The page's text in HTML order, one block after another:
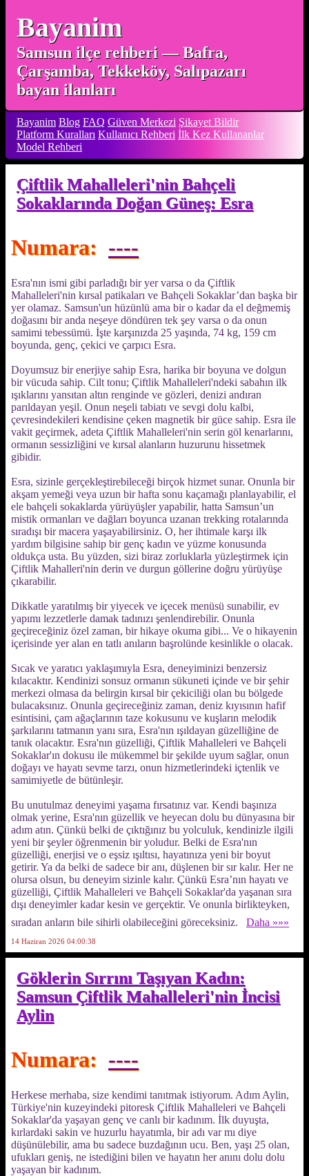
Bayanim
Samsun ilçe rehberi — Bafra,
Çarşamba, Tekkeköy, Salıpazarı
bayan ilanları
Bayanim Blog FAQ Güven Merkezi Şikayet Bildir
Platform Kuralları Kullanıcı Rehberi İlk Kez Kullananlar
Model Rehberi
Çiftlik Mahalleleri'nin Bahçeli
Sokaklarında Doğan Güneş: Esra
Numara: ----
Esra'nın ismi gibi parladığı bir yer varsa o da Çiftlik
Mahalleleri'nin kırsal patikaları ve Bahçeli Sokaklar’dan başka bir
yer olamaz. Samsun'un hüzünlü ama bir o kadar da el değmemiş
doğasını bir anda neşeye döndüren tek şey varsa o da onun
samimi tebessümü. İşte karşınızda 25 yaşında, 74 kg, 159 cm
boyunda, genç, çekici ve çarpıcı Esra.
Doyumsuz bir enerjiye sahip Esra, harika bir boyuna ve dolgun
bir vücuda sahip. Cilt tonu; Çiftlik Mahalleleri'ndeki sabahın ilk
ışıklarını yansıtan altın renginde ve gözleri, denizi andıran
parıldayan yeşil. Onun neşeli tabiatı ve sevgi dolu kalbi,
çevresindekileri kendisine çeken magnetik bir güce sahip. Esra ile
vakit geçirmek, adeta Çiftlik Mahalleleri'nin serin göl kenarlarını,
ormanın sessizliğini ve kırsal alanların huzurunu hissetmek
gibidir.
Esra, sizinle gerçekleştirebileceği birçok hizmet sunar. Onunla bir
akşam yemeği veya uzun bir hafta sonu kaçamağı planlayabilir, el
ele bahçeli sokaklarda yürüyüşler yapabilir, hatta Samsun’un
mistik ormanları ve dağları boyunca uzanan trekking rotalarında
sıradışı bir macera yaşayabilirsiniz. O, her ihtimale karşı ilk
yardım bilgisine sahip bir genç kadın ve yüzme konusunda
oldukça usta. Bu yüzden, sizi biraz zorluklarla yüzleştirmek için
Çiftlik Mahalleri'nin derin ve durgun göllerine doğru yürüyüşe
çıkarabilir.
Dikkatle yaratılmış bir yiyecek ve içecek menüsü sunabilir, ev
yapımı lezzetlerle damak tadınızı şenlendirebilir. Onunla
geçireceğiniz özel zaman, bir hikaye okuma gibi... Ve o hikayenin
içerisinde yer alan en tatlı anıların başrolünde kesinlikle o olacak.
Sıcak ve yaratıcı yaklaşımıyla Esra, deneyiminizi benzersiz
kılacaktır. Kendinizi sonsuz ormanın sükuneti içinde ve bir şehir
merkezi olmasa da belirgin kırsal bir çekiciliği olan bu bölgede
bulacaksınız. Onunla geçireceğiniz zaman, deniz kıyısının hafif
esintisini, çam ağaçlarının taze kokusunu ve kuşların melodik
şarkılarını tatmanın yanı sıra, Esra'nın ışıldayan güzelliğine de
tanık olacaktır. Esra'nın güzelliği, Çiftlik Mahalleleri ve Bahçeli
Sokaklar'ın dokusu ile mükemmel bir şekilde uyum sağlar, onun
doğayı ve hayatı sevme tarzı, onun hizmetlerindeki içtenlik ve
samimiyetle de bütünleşir.
Bu unutulmaz deneyimi yaşama fırsatınız var. Kendi başınıza
olmak yerine, Esra'nın güzellik ve heyecan dolu bu dünyasına bir
adım atın. Çünkü belki de çıktığınız bu yolculuk, kendinizle ilgili
yeni bir şeyler öğrenmenin bir yoludur. Belki de Esra'nın
güzelliği, enerjisi ve o eşsiz ışıltısı, hayatınıza yeni bir boyut
getirir. Ya da belki de sadece bir anı, düşlenen bir sır kalır. Her ne
olursa olsun, bu deneyim sizinle kalır. Çünkü Esra’nın hayatı ve
güzelliği, Çiftlik Mahalleleri ve Bahçeli Sokaklar'da yaşanan sıra
dışı deneyimler kadar kesin ve gerçektir. Ve onunla birlikteyken,
sıradan anların bile sihirli olabileceğini göreceksiniz.
Daha »»»
14 Haziran 2026 04:00:38
Göklerin Sırrını Taşıyan Kadın:
Samsun Çiftlik Mahalleleri'nin İncisi
Aylin
Numara: ----
Herkese merhaba, size kendimi tanıtmak istiyorum. Adım Aylin,
Türkiye'nin kuzeyindeki pitoresk Çiftlik Mahalleleri ve Bahçeli
Sokaklar'da yaşayan genç ve canlı bir kadınım. İlk duyuşta,
kırlardaki sakin ve huzurlu hayatımla, bir adı var mı diye
düşünülebilir, ama bu sadece buzdağının ucu. Ben, yaşı 25 olan,
ufukları geniş, ne istediğini bilen ve hayatın her anını dolu dolu
yaşayan bir kadınım.